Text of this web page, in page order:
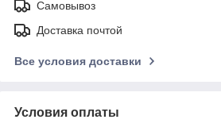
Самовывоз
Доставка почтой
Все условия доставки
Условия оплаты